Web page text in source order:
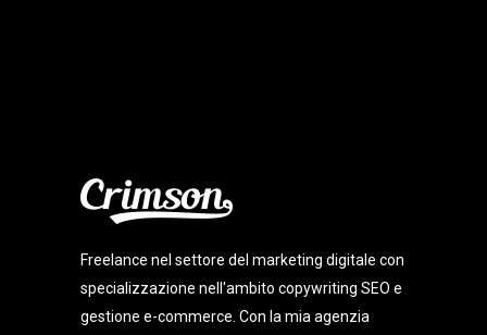
Freelance nel settore del marketing digitale con
specializzazione nell'ambito copywriting SEO e
gestione e-commerce. Con la mia agenzia